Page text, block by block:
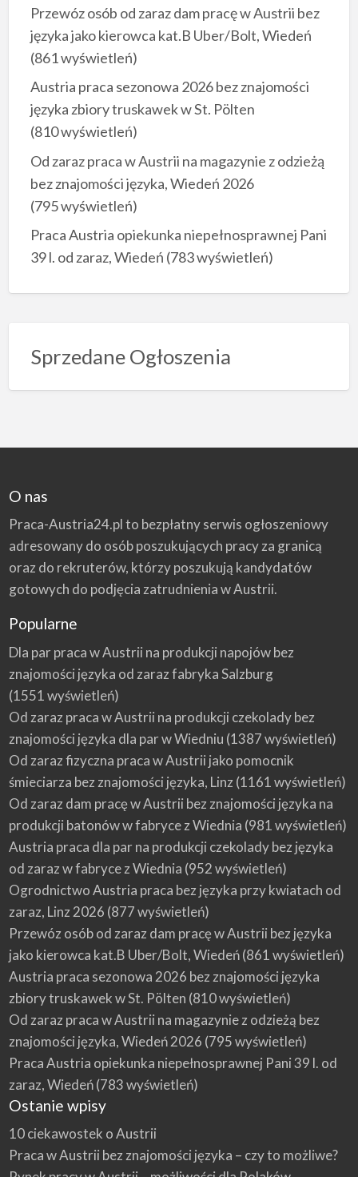
Przewóz osób od zaraz dam pracę w Austrii bez
języka jako kierowca kat.B Uber/Bolt, Wiedeń
(861 wyświetleń)
Austria praca sezonowa 2026 bez znajomości
języka zbiory truskawek w St. Pölten
(810 wyświetleń)
Od zaraz praca w Austrii na magazynie z odzieżą
bez znajomości języka, Wiedeń 2026
(795 wyświetleń)
Praca Austria opiekunka niepełnosprawnej Pani
39 l. od zaraz, Wiedeń (783 wyświetleń)
Sprzedane Ogłoszenia
O nas
Praca-Austria24.pl to bezpłatny serwis ogłoszeniowy
adresowany do osób poszukujących pracy za granicą
oraz do rekruterów, którzy poszukują kandydatów
gotowych do podjęcia zatrudnienia w Austrii.
Popularne
Dla par praca w Austrii na produkcji napojów bez
znajomości języka od zaraz fabryka Salzburg
(1551 wyświetleń)
Od zaraz praca w Austrii na produkcji czekolady bez
znajomości języka dla par w Wiedniu (1387 wyświetleń)
Od zaraz fizyczna praca w Austrii jako pomocnik
śmieciarza bez znajomości języka, Linz (1161 wyświetleń)
Od zaraz dam pracę w Austrii bez znajomości języka na
produkcji batonów w fabryce z Wiednia (981 wyświetleń)
Austria praca dla par na produkcji czekolady bez języka
od zaraz w fabryce z Wiednia (952 wyświetleń)
Ogrodnictwo Austria praca bez języka przy kwiatach od
zaraz, Linz 2026 (877 wyświetleń)
Przewóz osób od zaraz dam pracę w Austrii bez języka
jako kierowca kat.B Uber/Bolt, Wiedeń(861 wyświetleń)
Austria praca sezonowa 2026 bez znajomości języka
zbiory truskawek w St. Pölten (810 wyświetleń)
Od zaraz praca w Austrii na magazynie z odzieżą bez
znajomości języka, Wiedeń 2026 (795 wyświetleń)
Praca Austria opiekunka niepełnosprawnej Pani 39 l. od
zaraz, Wiedeń(783 wyświetleń)
Ostanie wpisy
10 ciekawostek o Austrii
Praca w Austrii bez znajomości języka – czy to możliwe?